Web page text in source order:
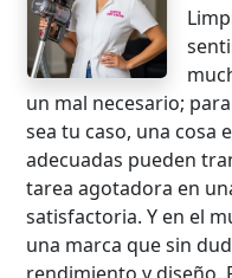
un mal necesario;
sea tu caso, una cosa
adecuadas pueden
tarea agotadora en
satisfactoria. Y en el
una marca que sin